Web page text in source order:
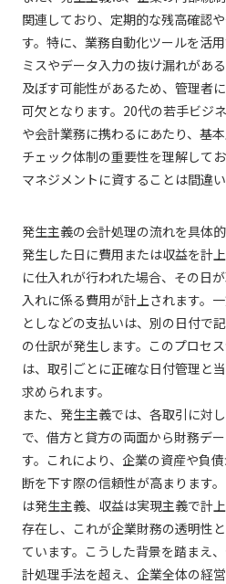
関連しており、定期的な残高確認
す。特に、業務自動化ツールを活
ミスやデータ入力の抜け漏れがあ
及ぼす可能性があるため、管理者
可欠となります。20代の若手ビジ
や会計業務に携わるにあたり、基
チェック体制の重要性を理解して
マネジメントに資することは間違い
発生主義の会計処理の流れを具体
発生した日に費用または収益を計
に仕入れが行われた場合、その日
入れに係る費用が計上されます。
としなどの支払いは、別の日付で
の仕訳が発生します。このプロセ
は、取引ごとに正確な日付管理と
求められます。
また、発生主義では、各取引に対
で、借方と貸方の両面から財務デ
す。これにより、企業の資産や負
断を下す際の信頼性が高まります
は発生主義、収益は実現主義で計
存在し、これが企業財務の透明性
ています。こうした背景を踏まえ
計処理手法を超え、企業全体の経